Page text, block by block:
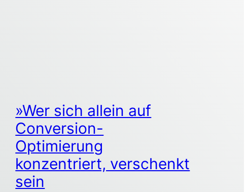
»Wer sich allein auf
Conversion-
Optimierung
konzentriert, verschenkt
sein